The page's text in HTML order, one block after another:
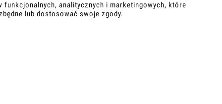
funkcjonalnych, analitycznych i marketingowych, które
lub dostosować swoje zgody.